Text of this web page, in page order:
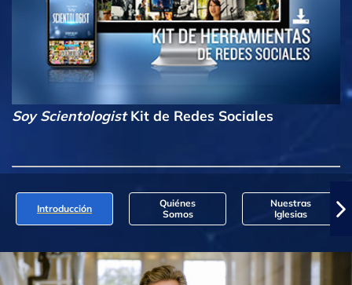
Soy ScientologistKit de Redes Sociales
Introducción
Quiénes
Somos
Nuestras
Iglesias